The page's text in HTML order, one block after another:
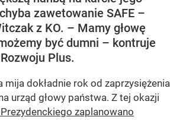
zawetowanie SAFE –
z KO. – Mamy głowę
być dumni – kontruje
Plus.
mija dokładnie rok od zaprzysiężenia
urząd głowy państwa. Z tej okazji
zaplanowano